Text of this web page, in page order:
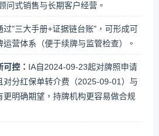
问式销售与长期客户经营。
过"三大手册+证据链台账"，可形成可
营体系（便于续牌与监管检查）。
控： IA自2024-09-23起对牌照申请
对分红保单转介费（2025-09-01）与
更明确期望，持牌机构更容易做合规